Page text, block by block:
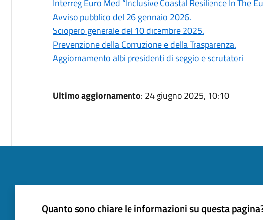
Interreg Euro Med “Inclusive Coastal Resilience In The
Avviso pubblico del 26 gennaio 2026.
Sciopero generale del 10 dicembre 2025.
Prevenzione della Corruzione e della Trasparenza.
Aggiornamento albi presidenti di seggio e scrutatori
Ultimo aggiornamento: 24 giugno 2025, 10:10
Quanto sono chiare le informazioni su questa